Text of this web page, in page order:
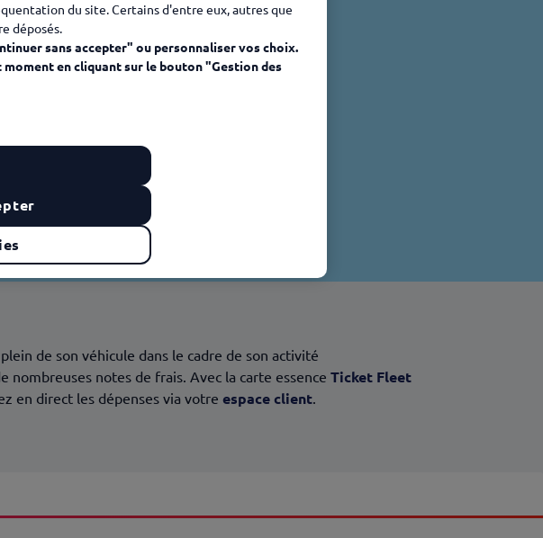
de son véhicule dans le cadre de son activité
notes de frais. Avec la carte essence Ticket Fleet
en direct les dépenses via votre espace client
du site. Certains d'entre eux, autres que
déposés.
sans accepter" ou personnaliser vos choix.
en cliquant sur le bouton "Gestion des